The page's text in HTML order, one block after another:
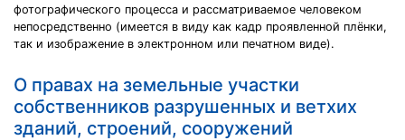
фотографического процесса и рассматриваемое человеком
непосредственно (имеется в виду как кадр проявленной плёнки,
так и изображение в электронном или печатном виде).
О правах на земельные участки
собственников разрушенных и ветхих
зданий, строений, сооружений